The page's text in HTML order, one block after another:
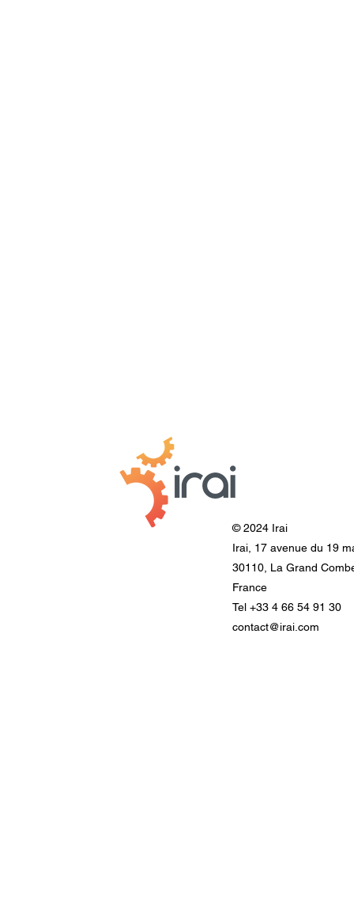
© 2024 Irai
Irai, 17 avenue du 19
30110, La Grand
France
Tel +33 4 66 54 91 30
contact@irai.com